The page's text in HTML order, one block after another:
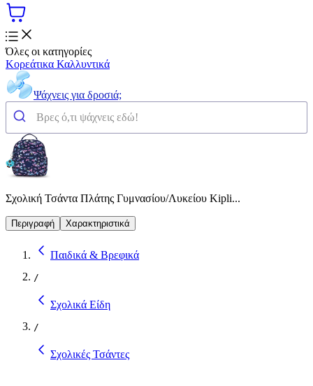
Όλες οι κατηγορίες
Κορεάτικα Καλλυντικά
Ψάχνεις για δροσιά;
Σχολική Τσάντα Πλάτης Γυμνασίου/Λυκείου Kipli...
Περιγραφή Χαρακτηριστικά
Παιδικά & Βρεφικά
/
Σχολικά Είδη
/
Σχολικές Τσάντες